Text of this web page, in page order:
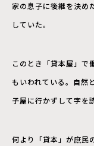
家の息子に後継を決め
していた。
このとき「貸本屋」で
もいわれている。自然
子屋に行かずして字を
何より「貸本」が庶民